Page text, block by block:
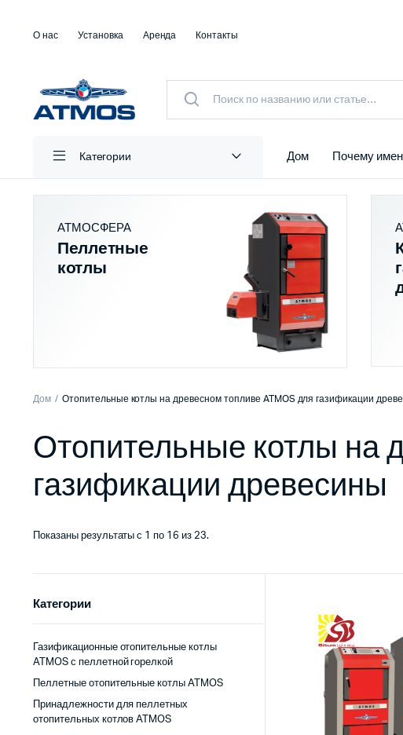
О нас Установка Аренда Контакты
Категории Дом Почему
АТМОСФЕРА
Пеллетные
котлы
Дом Отопительные котлы на древесном топливе ATMOS для газификации
Отопительные котлы на
газификации древесины
Показаны результаты с 1 по 16 из 23.
Категории
Газификационные отопительные котлы
ATMOS с пеллетной горелкой
Пеллетные отопительные котлы ATMOS
Принадлежности для пеллетных
отопительных котлов ATMOS